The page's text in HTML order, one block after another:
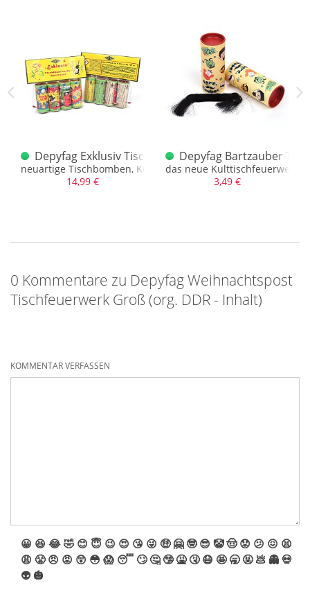
Tischfeuerwerk
Inhalt und Aussehen
Depyfag Exklusiv Tischfeuerwerk Sortiment
neuartige Tischbomben, Kugelblitz, Pyropasch u.v.m.
14,99 €
Depyfag Bartzauber
das neue Kulttischfeuerwerk
3,49 €
0 Kommentare zu Depyfag Weihnachtspost
Tischfeuerwerk Groß (org. DDR - Inhalt)
KOMMENTAR VERFASSEN
😀 😆 😂🤣 😊 😇 😉 😍 😘 😜 🤑 🤗 🤓 😎 🤡🤠 😟 😕 😖 😫
😩 😤 😠 😡 😲 😳 😱 😴 🙄 🤔 🤥 🤮 🤧 😷 🤩 🥱 🤬 💩 👻 💀
👽 🎃